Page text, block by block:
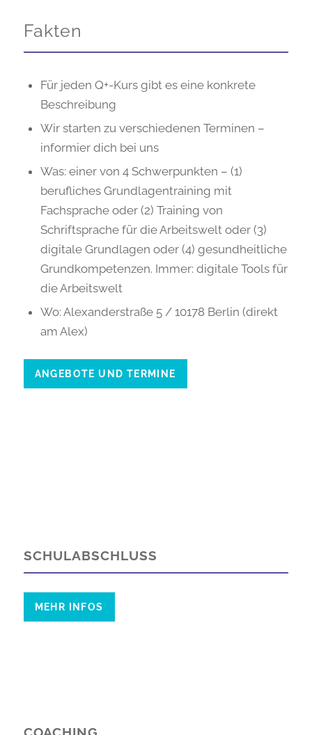
Fakten
Für jeden Q+-Kurs gibt es eine konkrete
Beschreibung
Wir starten zu verschiedenen Terminen –
informier dich bei uns
Was: einer von 4 Schwerpunkten – (1)
berufliches Grundlagentraining mit
Fachsprache oder (2) Training von
Schriftsprache für die Arbeitswelt oder (3)
digitale Grundlagen oder (4) gesundheitliche
Grundkompetenzen. Immer: digitale Tools für
die Arbeitswelt
Wo: Alexanderstraße 5 / 10178 Berlin (direkt
am Alex)
ANGEBOTE UND TERMINE
SCHULABSCHLUSS
MEHR INFOS